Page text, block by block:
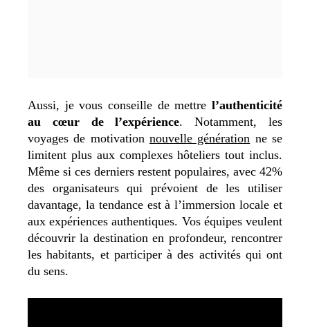
Aussi, je vous conseille de mettre l’authenticité
au cœur de l’expérience. Notamment, les
voyages de motivation nouvelle génération ne se
limitent plus aux complexes hôteliers tout inclus.
Même si ces derniers restent populaires, avec 42%
des organisateurs qui prévoient de les utiliser
davantage, la tendance est à l’immersion locale et
aux expériences authentiques. Vos équipes veulent
découvrir la destination en profondeur, rencontrer
les habitants, et participer à des activités qui ont
du sens.